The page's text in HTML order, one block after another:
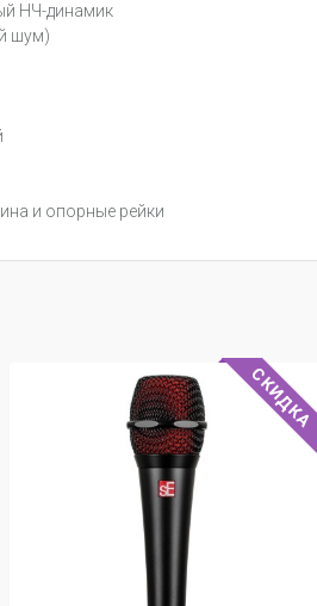
НЧ-динамик
шум)
и опорные рейки
СКИДКА